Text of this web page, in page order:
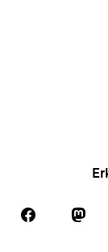
Folgen
Auf